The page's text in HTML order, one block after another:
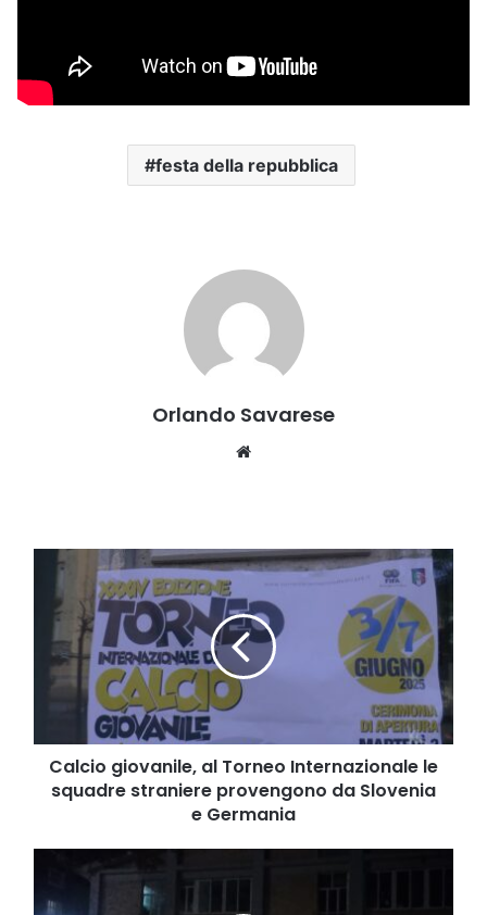
festa della repubblica
Orlando Savarese
Calcio
giovanile,
Torneo
Internazionale
le
squadre
straniere
provengono
da
Slovenia
Calcio giovanile, al Torneo Internazionale le
squadre straniere provengono da Slovenia
e Germania
Tirreni,